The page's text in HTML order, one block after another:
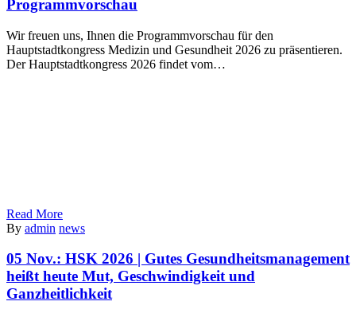
Programmvorschau
Wir freuen uns, Ihnen die Programmvorschau für den
Hauptstadtkongress Medizin und Gesundheit 2026 zu präsentieren.
Der Hauptstadtkongress 2026 findet vom…
Read More
By admin news
05 Nov.: HSK 2026 | Gutes Gesundheitsmanagement
heißt heute Mut, Geschwindigkeit und
Ganzheitlichkeit